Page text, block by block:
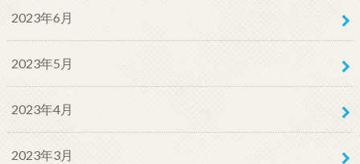
2023年6月
2023年5月
2023年4月
2023年3月